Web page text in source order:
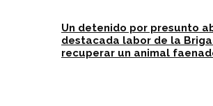
Un detenido por presunto
destacada labor de la
recuperar un animal